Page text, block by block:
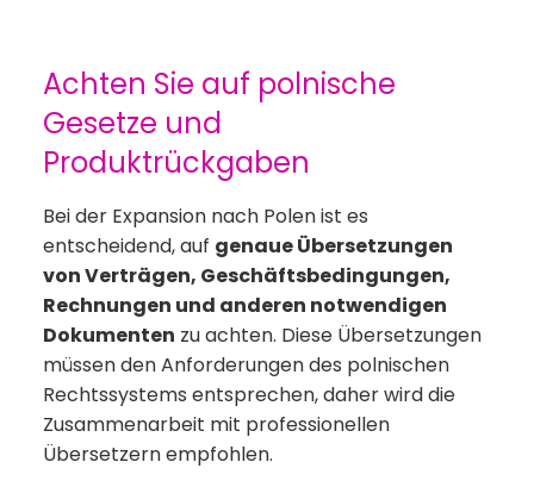
Achten Sie auf polnische
Gesetze und
Produktrückgaben
Bei der Expansion nach Polen ist es
entscheidend, auf genaue Übersetzungen
von Verträgen, Geschäftsbedingungen,
Rechnungen und anderen notwendigen
Dokumenten zu achten. Diese Übersetzungen
müssen den Anforderungen des polnischen
Rechtssystems entsprechen, daher wird die
Zusammenarbeit mit professionellen
Übersetzern empfohlen.